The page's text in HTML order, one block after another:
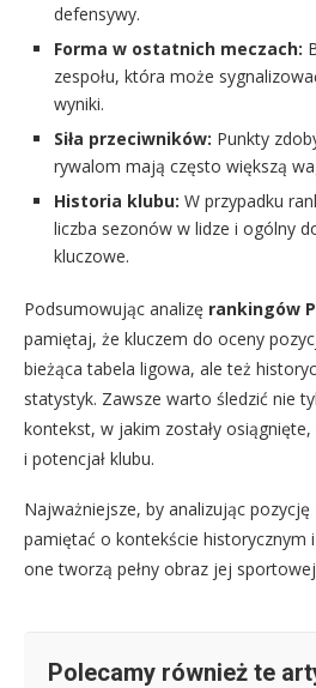
defensywy.
Forma w ostatnich meczach:
zespołu, która może
wyniki.
Siła przeciwników: Punkty
rywalom mają często większą
Historia klubu: W przypadku
liczba sezonów w lidze i ogólny
kluczowe.
Podsumowując analizę rankingów
pamiętaj, że kluczem do oceny
bieżąca tabela ligowa, ale też
statystyk. Zawsze warto śledzić nie
kontekst, w jakim zostały osiągnięte,
i potencjał klubu.
Najważniejsze, by analizując
pamiętać o kontekście historycznym
one tworzą pełny obraz jej
Polecamy również te